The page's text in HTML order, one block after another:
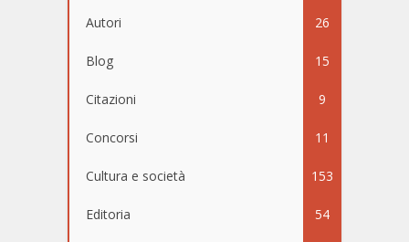
Autori 26
Blog 15
Citazioni 9
Concorsi 11
Cultura e società 153
Editoria 54